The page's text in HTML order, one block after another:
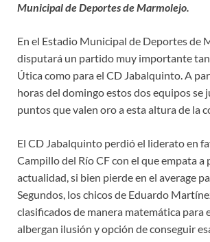
Municipal de Deportes de Marmolejo.
En el Estadio Municipal de Deportes de
disputará un partido muy importante
Útica como para el CD Jabalquinto. A
horas del domingo estos dos equipos se
puntos que valen oro a esta altura de la
El CD Jabalquinto perdió el liderato en
Campillo del Río CF con el que empata a
actualidad, si bien pierde en el average
Segundos, los chicos de Eduardo
clasificados de manera matemática para
albergan ilusión y opción de conseguir